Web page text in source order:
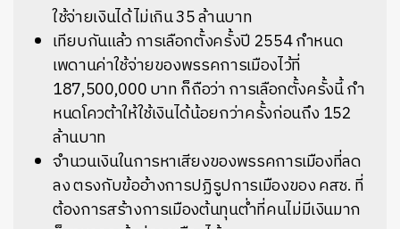
ใช้จ่ายเงินได้ไม่เกิน 35 ล้านบาท
เทียบกันแล้ว การเลือกตั้งครั้งปี 2554 กำหนด
เพดานค่าใช้จ่ายของพรรคการเมืองไว้ที่
187,500,000 บาท ก็ถือว่า การเลือกตั้งครั้งนี้ กำ
หนดโควต้าให้ใช้เงินได้น้อยกว่าครั้งก่อนถึง 152
ล้านบาท
จำนวนเงินในการหาเสียงของพรรคการเมืองที่ลด
ลง ตรงกับข้ออ้างการปฏิรูปการเมืองของ คสช. ที่
ต้องการสร้างการเมืองต้นทุนต่ำที่คนไม่มีเงินมาก